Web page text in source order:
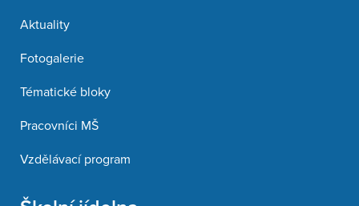
Aktuality
Fotogalerie
Tématické bloky
Pracovníci MŠ
Vzdělávací program